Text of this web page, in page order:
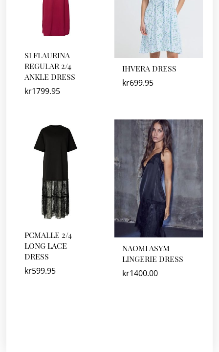
SLFLAURINA
REGULAR 2/4
ANKLE DRESS
kr1799.95
IHVERA DRESS
kr699.95
PCMALLE 2/4
LONG LACE
DRESS
kr599.95
NAOMI ASYM
LINGERIE DRESS
kr1400.00